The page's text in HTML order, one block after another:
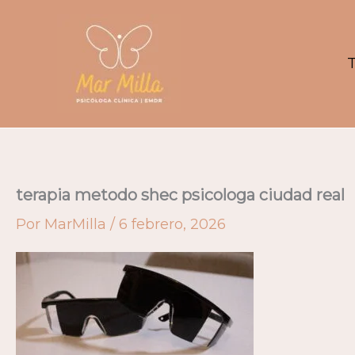
terapia metodo shec psicologa ciudad real
Por MarMilla / 6 febrero, 2026